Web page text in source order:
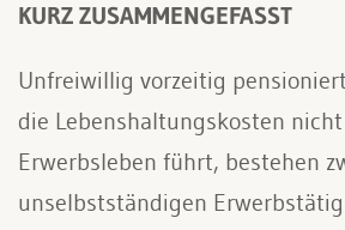
KURZ ZUSAMMENGEFASST
Unfreiwillig vorzeitig
die Lebenshaltungskosten
Erwerbsleben führt, bestehen
unselbstständigen